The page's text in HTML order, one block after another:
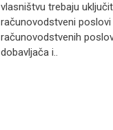
vlasništvu trebaju
računovodstveni
računovodstvenih
dobavljača i..